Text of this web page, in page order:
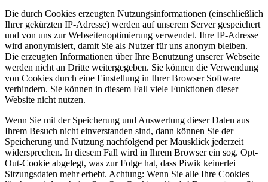
Die durch Cookies erzeugten Nutzungsinformationen (einschließlich
Ihrer gekürzten IP-Adresse) werden auf unserem Server gespeichert
und von uns zur Webseitenoptimierung verwendet. Ihre IP-Adresse
wird anonymisiert, damit Sie als Nutzer für uns anonym bleiben.
Die erzeugten Informationen über Ihre Benutzung unserer Webseite
werden nicht an Dritte weitergegeben. Sie können die Verwendung
von Cookies durch eine Einstellung in Ihrer Browser Software
verhindern. Sie können in diesem Fall viele Funktionen dieser
Website nicht nutzen.
Wenn Sie mit der Speicherung und Auswertung dieser Daten aus
Ihrem Besuch nicht einverstanden sind, dann können Sie der
Speicherung und Nutzung nachfolgend per Mausklick jederzeit
widersprechen. In diesem Fall wird in Ihrem Browser ein sog. Opt-
Out-Cookie abgelegt, was zur Folge hat, dass Piwik keinerlei
Sitzungsdaten mehr erhebt. Achtung: Wenn Sie alle Ihre Cookies